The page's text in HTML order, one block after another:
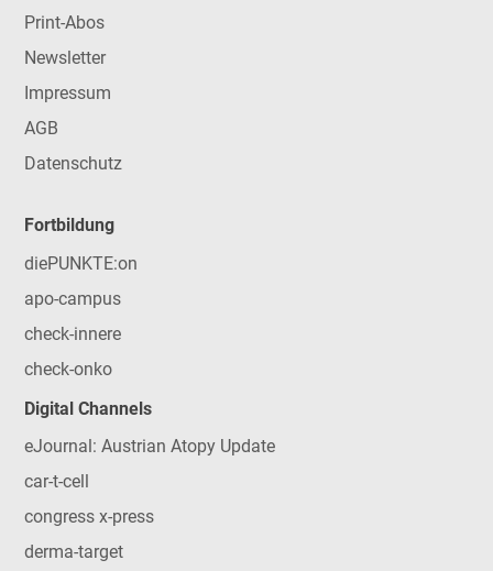
Print-Abos
Newsletter
Impressum
AGB
Datenschutz
Fortbildung
diePUNKTE:on
apo-campus
check-innere
check-onko
Digital Channels
eJournal: Austrian Atopy Update
car-t-cell
congress x-press
derma-target